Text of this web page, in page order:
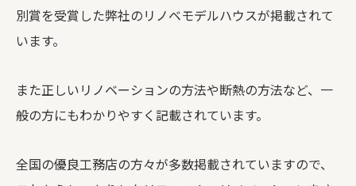
別賞を受賞した弊社のリノベモデルハウスが掲載されて
います。
また正しいリノベーションの方法や断熱の方法など、一
般の方にもわかりやすく記載されています。
全国の優良工務店の方々が多数掲載されていますので、